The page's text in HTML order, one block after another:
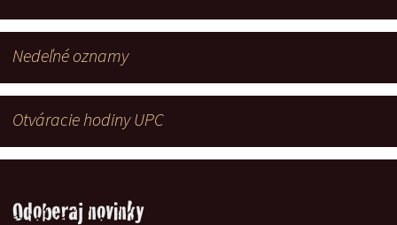
Nedeľné oznamy
Otváracie hodiny UPC
Odoberaj novinky